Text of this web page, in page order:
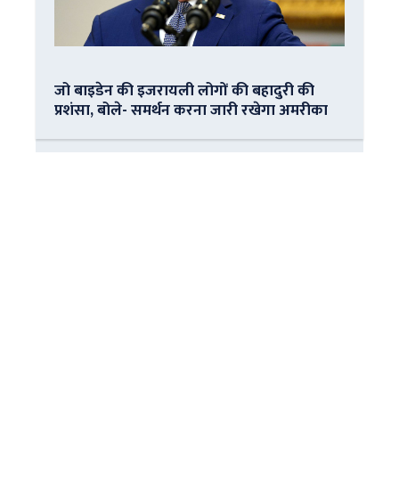
जो बाइडेन की इजरायली लोगों की बहादुरी की
प्रशंसा, बोले- समर्थन करना जारी रखेगा अमरीका